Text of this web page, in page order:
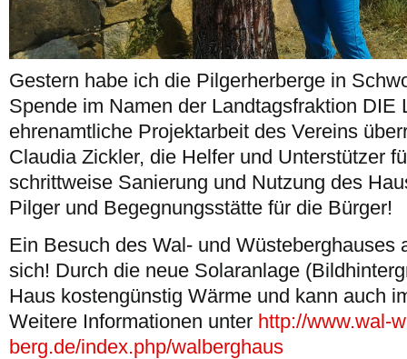
Gestern habe ich die Pilgerherberge in
Spende im Namen der Landtagsfraktion DIE
ehrenamtliche Projektarbeit des Vereins
Claudia Zickler, die Helfer und Unterstützer
schrittweise Sanierung und Nutzung des
Pilger und Begegnungsstätte für die Bürger!
Ein Besuch des Wal- und Wüsteberghauses
sich! Durch die neue Solaranlage
Haus kostengünstig Wärme und kann auch
Weitere Informationen unter http://www.wal-
berg.de/index.php/walberghaus